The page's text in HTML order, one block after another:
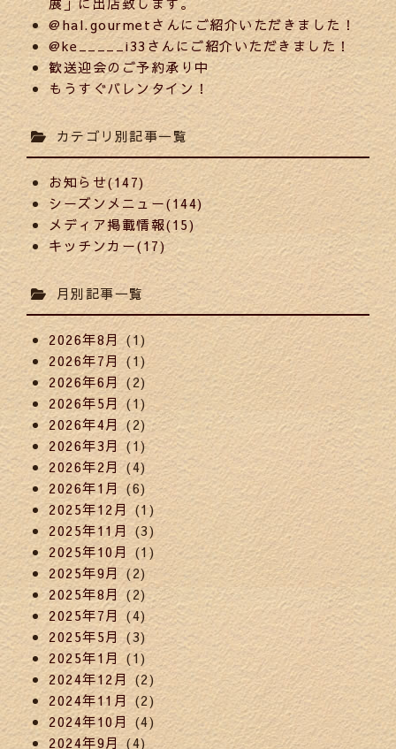
@hal.gourmetさんにご紹介いただきました！
@ke_____i33さんにご紹介いただきました！
歓送迎会のご予約承り中
もうすぐバレンタイン！
カテゴリ別記事一覧
お知らせ(147)
シーズンメニュー(144)
メディア掲載情報(15)
キッチンカー(17)
月別記事一覧
2026年8月(1)
2026年7月(1)
2026年6月(2)
2026年5月 (1)
2026年4月 (2)
2026年3月 (1)
2026年2月 (4)
2026年1月(6)
2025年12月 (1)
2025年11月 (3)
2025年10月 (1)
2025年9月(2)
2025年8月(2)
2025年7月 (4)
2025年5月 (3)
2025年1月 (1)
2024年12月 (2)
2024年11月(2)
2024年10月 (4)
2024年9月(4)